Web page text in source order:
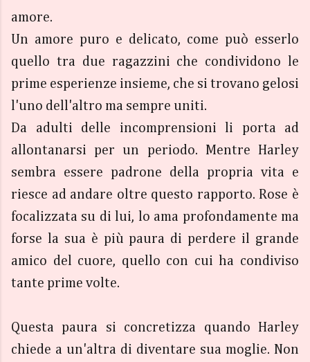
amore.
Un amore puro e delicato, come può esserlo
quello tra due ragazzini che condividono le
prime esperienze insieme, che si trovano gelosi
l'uno dell'altro ma sempre uniti.
Da adulti delle incomprensioni li porta ad
allontanarsi per un periodo. Mentre Harley
sembra essere padrone della propria vita e
riesce ad andare oltre questo rapporto. Rose è
focalizzata su di lui, lo ama profondamente ma
forse la sua è più paura di perdere il grande
amico del cuore, quello con cui ha condiviso
tante prime volte.
Questa paura si concretizza quando Harley
chiede a un'altra di diventare sua moglie. Non